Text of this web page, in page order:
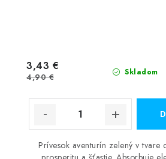
Skladom
3,43 €
4,90 €
Prívesok aventurín zelený v tvare